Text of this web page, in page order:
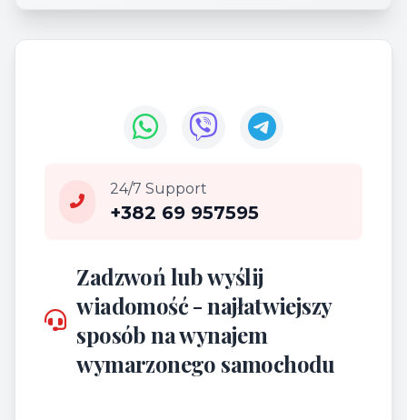
24/7 Support
+382 69 957595
Zadzwoń lub wyślij
wiadomość - najłatwiejszy
sposób na wynajem
wymarzonego samochodu